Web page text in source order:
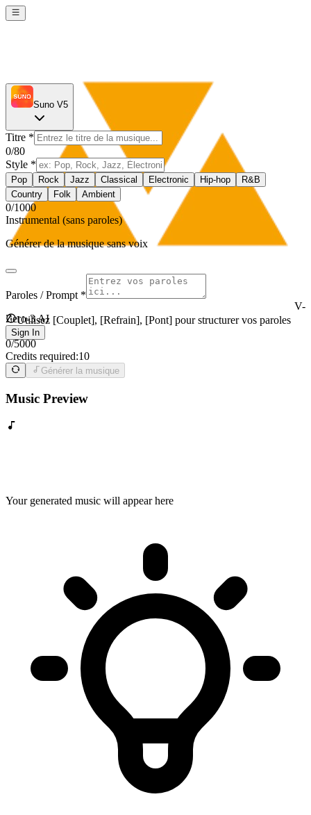
V-
Zero-3 AI
Sign In
Suno V5
Titre *
0/80
Style *
Pop Rock Jazz Classical Electronic Hip-hop
R&B
Country
Folk Ambient
0/1000
Instrumental (sans paroles)
Générer de la musique sans voix
Paroles / Prompt *
Utilisez [Couplet], [Refrain], [Pont] pour structurer vos paroles
0/5000
Credits required:10
Générer la musique
Music Preview
Your generated music will appear here